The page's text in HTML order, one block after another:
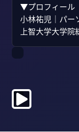
▼プロフィール
小林祐児｜パー
上智大学大学院